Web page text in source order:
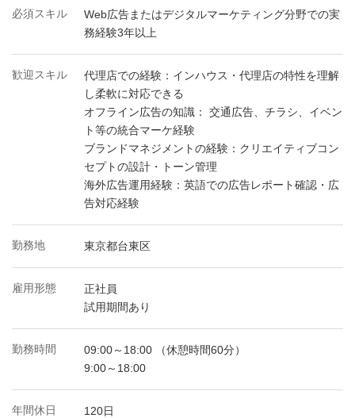
必須スキル
Web広告またはデジタルマーケティング分野での実
務経験3年以上
歓迎スキル
代理店での経験：インハウス・代理店の特性を理解
し柔軟に対応できる
オフライン広告の知識： 交通広告、チラシ、イベン
ト等の統合マーケ経験
ブランドマネジメントの経験：クリエイティブコン
セプトの設計・トーン管理
海外広告運用経験：英語での広告レポート確認・広
告対応経験
勤務地 東京都台東区
雇用形態
正社員
試用期間あり
勤務時間
09:00～18:00 （休憩時間60分）
9:00～18:00
年間休日 120日